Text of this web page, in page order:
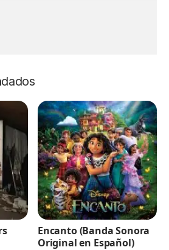
Encanto (Banda Sonora
Original en Español)